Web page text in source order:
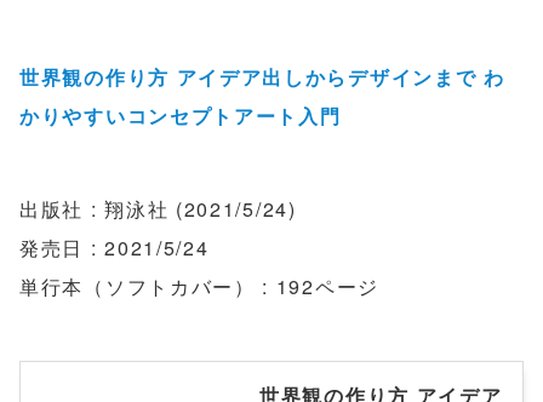
世界観の作り方 アイデア出しからデザインまで わ
かりやすいコンセプトアート入門
出版社 : 翔泳社 (2021/5/24)
発売日 : 2021/5/24
単行本（ソフトカバー） : 192ページ
世界観の作り方 アイデア